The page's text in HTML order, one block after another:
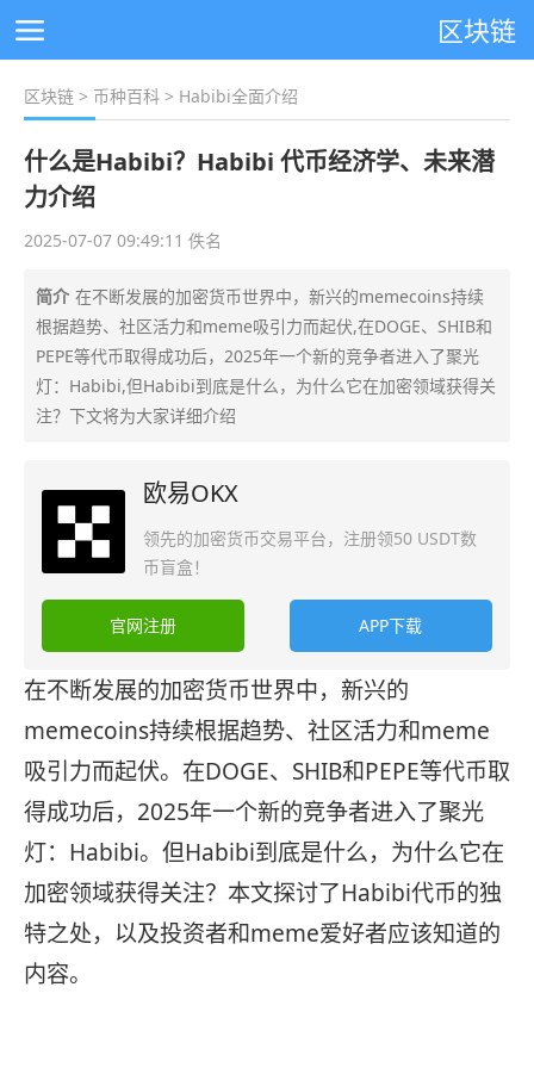
区块链
区块链 > 币种百科 > Habibi全面介绍
什么是Habibi？Habibi 代币经济学、未来潜
力介绍
2025-07-07 09:49:11 佚名
简介 在不断发展的加密货币世界中，新兴的memecoins持续
根据趋势、社区活力和meme吸引力而起伏,在DOGE、SHIB和
PEPE等代币取得成功后，2025年一个新的竞争者进入了聚光
灯：Habibi,但Habibi到底是什么，为什么它在加密领域获得关
注？下文将为大家详细介绍
欧易OKX
领先的加密货币交易平台，注册领50 USDT数
币盲盒！
官网注册 APP下载
在不断发展的加密货币世界中，新兴的
memecoins持续根据趋势、社区活力和meme
吸引力而起伏。在DOGE、SHIB和PEPE等代币取
得成功后，2025年一个新的竞争者进入了聚光
灯：Habibi。但Habibi到底是什么，为什么它在
加密领域获得关注？本文探讨了Habibi代币的独
特之处，以及投资者和meme爱好者应该知道的
内容。